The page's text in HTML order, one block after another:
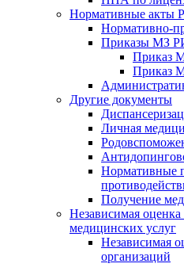
Нормативные акты
Нормативно-
Приказы МЗ
Приказ
Приказ
Другие документы
Личная
Нормативные
Получение
Независимая оценка
медицинских услуг
Независимая
организаций